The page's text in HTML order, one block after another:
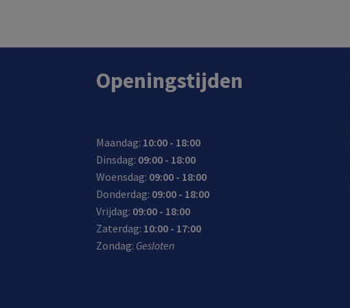
Openingstijden
Maandag: 10:00 - 18:00
Dinsdag: 09:00 - 18:00
Woensdag: 09:00 - 18:00
Donderdag: 09:00 - 18:00
Vrijdag: 09:00 - 18:00
Zaterdag: 10:00 - 17:00
Zondag: Gesloten